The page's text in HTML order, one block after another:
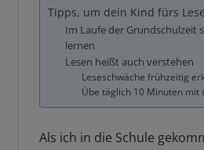
Tipps, um dein Kind fürs
Im Laufe der Grundschulzeit
lernen
Lesen heißt auch verstehen
Leseschwäche frühzeitig
Übe täglich 10 Minuten mit
Als ich in die Schule